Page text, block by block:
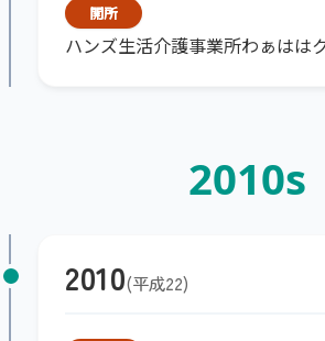
開所
ハンズ生活介護事業所わぁはは
2010s
2010 平成22